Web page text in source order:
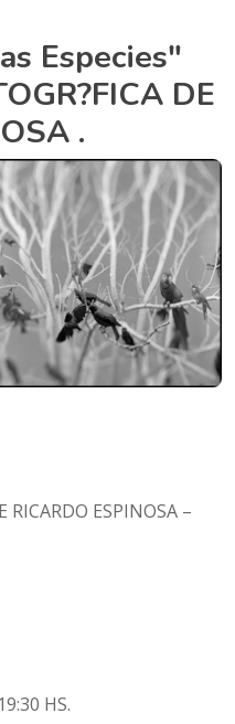
Especies"
DE
.
RICARDO ESPINOSA –
HS.